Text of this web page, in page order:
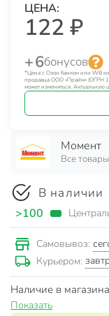
ЦЕНА:
122 ₽
+ 6бонусов
*Цена с Озон банком или WB
продавца ООО «Прайм» (ОГРН
может изменяться. Актуальную
Момент
Все
В наличии
>100
Самовывоз:
Курьером:
Наличие в
Показать